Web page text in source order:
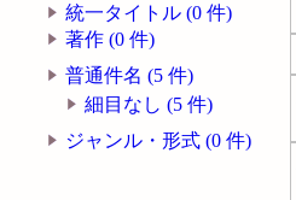
統一タイトル (0 件)
著作 (0 件)
普通件名 (5 件)
細目なし (5 件)
ジャンル・形式 (0 件)